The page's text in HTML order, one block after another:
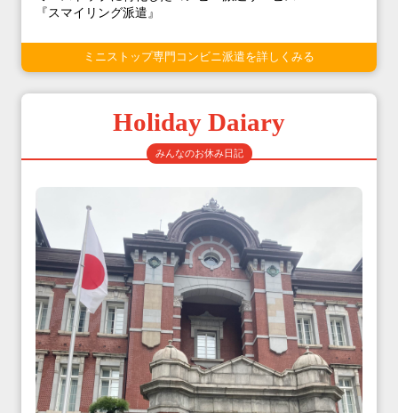
『スマイリング派遣』
ミニストップ専門コンビニ派遣を詳しくみる
Holiday Daiary
みんなのお休み日記